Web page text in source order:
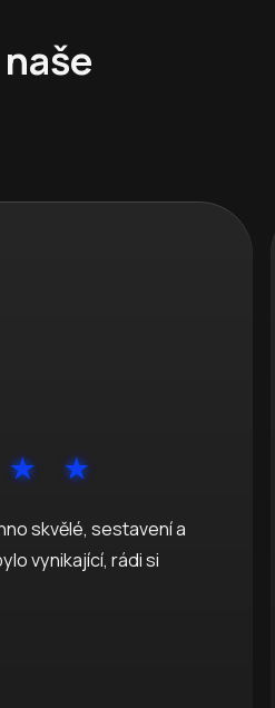
skvělé, sestavení a
vynikající, rádi si